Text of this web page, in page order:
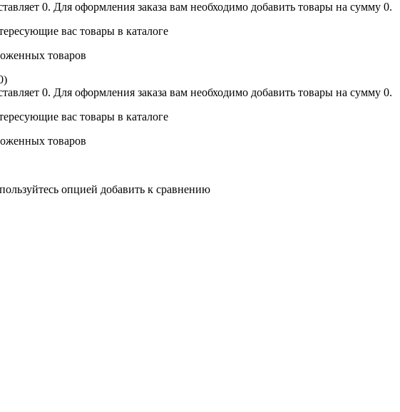
0. Для оформления заказа вам необходимо добавить товары на сумму 0.
вас товары в каталоге
товаров
0. Для оформления заказа вам необходимо добавить товары на сумму 0.
вас товары в каталоге
товаров
опцией добавить к сравнению